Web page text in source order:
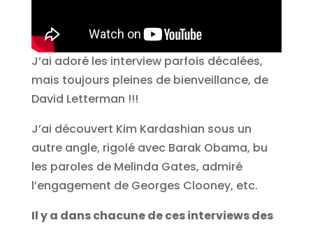
J’ai adoré les interview parfois décalées,
mais toujours pleines de bienveillance, de
David Letterman !!!
J’ai découvert Kim Kardashian sous un
autre angle, rigolé avec Barak Obama, bu
les paroles de Melinda Gates, admiré
l’engagement de Georges Clooney, etc.
Il y a dans chacune de ces interviews des